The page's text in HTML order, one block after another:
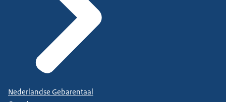
Nederlandse Gebarentaal